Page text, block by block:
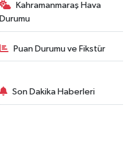
Kahramanmaraş Hava
Durumu
Puan Durumu ve Fikstür
Son Dakika Haberleri